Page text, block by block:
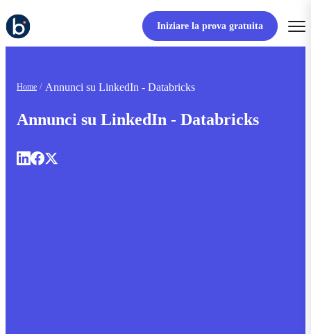
Iniziare la prova gratuita
Home Annunci su LinkedIn - Databricks
Annunci su LinkedIn - Databricks